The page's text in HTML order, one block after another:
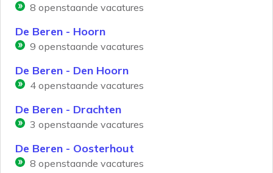
8 openstaande vacatures
De Beren - Hoorn
9 openstaande vacatures
De Beren - Den Hoorn
4 openstaande vacatures
De Beren - Drachten
3 openstaande vacatures
De Beren - Oosterhout
8 openstaande vacatures